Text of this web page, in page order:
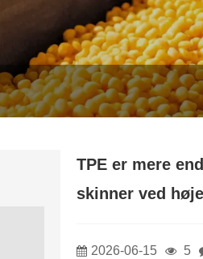
TPE er mere
skinner ved
2026-06-15 5